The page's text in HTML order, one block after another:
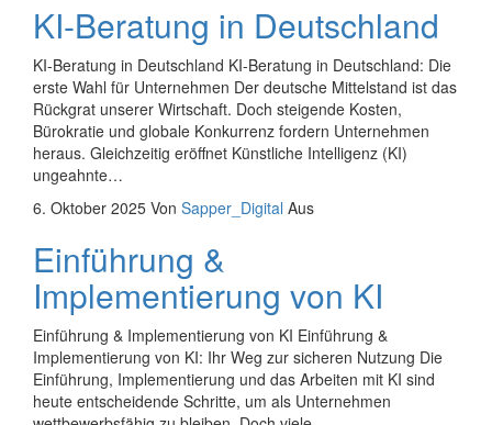
KI-Beratung in Deutschland
KI-Beratung in Deutschland KI-Beratung in Deutschland: Die
erste Wahl für Unternehmen Der deutsche Mittelstand ist das
Rückgrat unserer Wirtschaft. Doch steigende Kosten,
Bürokratie und globale Konkurrenz fordern Unternehmen
heraus. Gleichzeitig eröffnet Künstliche Intelligenz (KI)
ungeahnte…
6. Oktober 2025 Von Sapper_Digital Aus
Einführung &
Implementierung von KI
Einführung & Implementierung von KI Einführung &
Implementierung von KI: Ihr Weg zur sicheren Nutzung Die
Einführung, Implementierung und das Arbeiten mit KI sind
heute entscheidende Schritte, um als Unternehmen